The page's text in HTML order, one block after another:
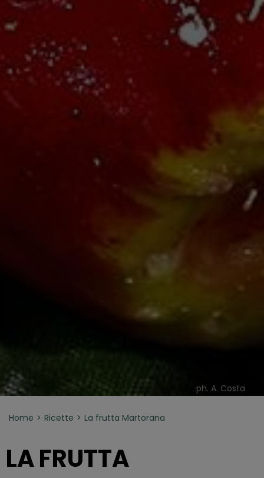
ph. A. Costa
Home Ricette La frutta Martorana
LA FRUTTA